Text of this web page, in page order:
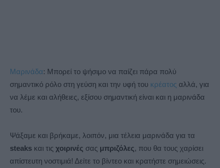
Μαρινάδα: Μπορεί το ψήσιμο να παίζει πάρα πολύ
σημαντικό ρόλο στη γεύση και την υφή του κρέατος αλλά, για
να λέμε και αλήθειες, εξίσου σημαντική είναι και η μαρινάδα
του.
Ψάξαμε και βρήκαμε, λοιπόν, μια τέλεια μαρινάδα για τα
steaks και τις χοιρινές σας μπριζόλες, που θα τους χαρίσει
απίστευτη νοστιμιά! Δείτε το βίντεο και κρατήστε σημειώσεις.